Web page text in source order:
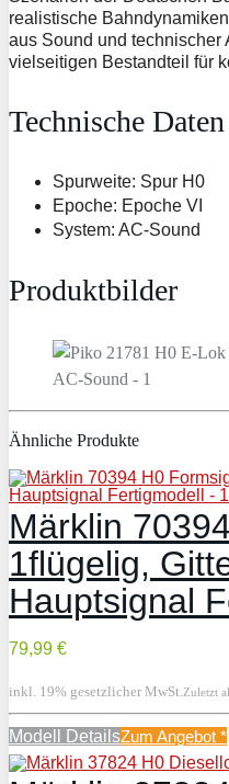
realistische
aus Sound und technischer
vielseitigen Bestandteil für
Technische Daten
Spurweite: Spur H0
Epoche: Epoche VI
System: AC-Sound
Produktbilder
Ähnliche Produkte
Märklin
1flügelig,
Hauptsignal
79,99 €
inkl. 19% gesetzlicher MwSt. Zuletzt
Modell DetailsZum Angebot *